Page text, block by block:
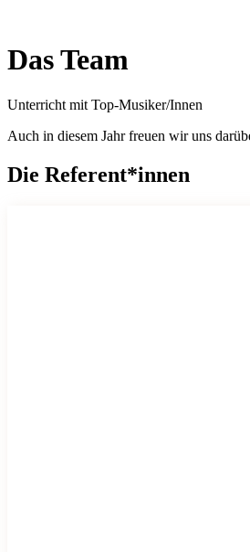
Das Team
Unterricht mit Top-Musiker/Innen
Auch in diesem Jahr freuen wir uns
Die Referent*innen